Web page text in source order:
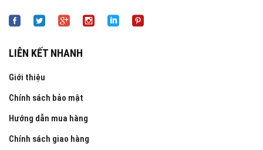
LIÊN KẾT NHANH
Giới thiệu
Chính sách bảo mật
Hướng dẫn mua hàng
Chính sách giao hàng